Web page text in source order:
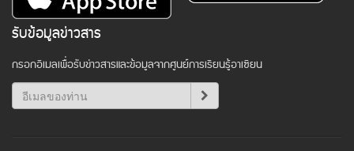
รับข้อมูลข่าวสาร
กรอกอีเมลเพื่อรับข่าวสารและข้อมูลจากศูนย์การเรียนรู้อาเซียน